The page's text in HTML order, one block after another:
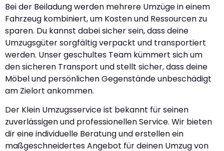
Bei der Beiladung werden mehrere Umzüge in einem
Fahrzeug kombiniert, um Kosten und Ressourcen zu
sparen. Du kannst dabei sicher sein, dass deine
Umzugsgüter sorgfältig verpackt und transportiert
werden. Unser geschultes Team kümmert sich um
den sicheren Transport und stellt sicher, dass deine
Möbel und persönlichen Gegenstände unbeschädigt
am Zielort ankommen.
Der Klein Umzugsservice ist bekannt für seinen
zuverlässigen und professionellen Service. Wir bieten
dir eine individuelle Beratung und erstellen ein
maßgeschneidertes Angebot für deinen Umzug von